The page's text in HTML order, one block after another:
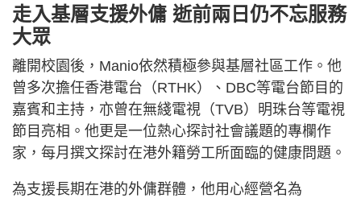
走入基層支援外傭 逝前兩日仍不忘服務
大眾
離開校園後，Manio依然積極參與基層社區工作。他
曾多次擔任香港電台（RTHK）、DBC等電台節目的
嘉賓和主持，亦曾在無綫電視（TVB）明珠台等電視
節目亮相。他更是一位熱心探討社會議題的專欄作
家，每月撰文探討在港外籍勞工所面臨的健康問題。
為支援長期在港的外傭群體，他用心經營名為